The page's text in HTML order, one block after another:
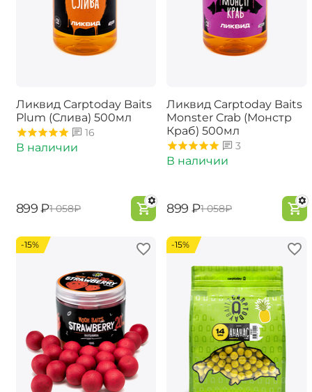
Ликвид Carptoday Baits
Plum (Слива) 500мл
16
В наличии
‍899‍ ₽‍1 058‍₽
Ликвид Carptoday Baits
Monster Crab (Монстр
Краб) 500мл
3
В наличии
‍899‍ ₽‍1 058‍₽
-15% -15%